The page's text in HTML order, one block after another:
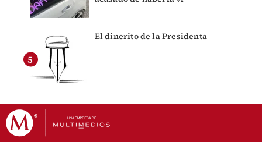
El dinerito de la Presidenta